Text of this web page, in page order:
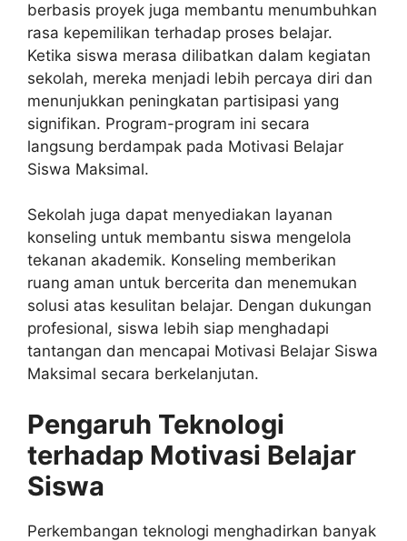
berbasis proyek juga membantu menumbuhkan
rasa kepemilikan terhadap proses belajar.
Ketika siswa merasa dilibatkan dalam kegiatan
sekolah, mereka menjadi lebih percaya diri dan
menunjukkan peningkatan partisipasi yang
signifikan. Program-program ini secara
langsung berdampak pada Motivasi Belajar
Siswa Maksimal.
Sekolah juga dapat menyediakan layanan
konseling untuk membantu siswa mengelola
tekanan akademik. Konseling memberikan
ruang aman untuk bercerita dan menemukan
solusi atas kesulitan belajar. Dengan dukungan
profesional, siswa lebih siap menghadapi
tantangan dan mencapai Motivasi Belajar Siswa
Maksimal secara berkelanjutan.
Pengaruh Teknologi
terhadap Motivasi Belajar
Siswa
Perkembangan teknologi menghadirkan banyak